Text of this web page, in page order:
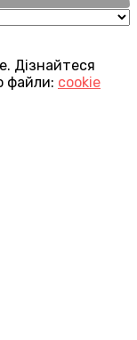
Дізнайтеся
файли: cookie